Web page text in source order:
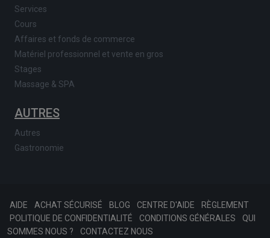
Services
Cours
Affaires et fonds de commerce
Matériel professionnel et vente en gros
Stages
Massage & SPA
AUTRES
Autres
Gastronomie
AIDE ACHAT SÉCURISÉ BLOG CENTRE D'AIDE
RÈGLEMENT
POLITIQUE DE CONFIDENTIALITÉ
CONDITIONS GÉNÉRALES
QUI
SOMMES NOUS ?
CONTACTEZ NOUS